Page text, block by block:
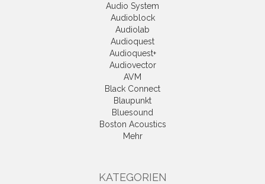
Audio System
Audioblock
Audiolab
Audioquest
Audioquest+
Audiovector
AVM
Black Connect
Blaupunkt
Bluesound
Boston Acoustics
Mehr
KATEGORIEN